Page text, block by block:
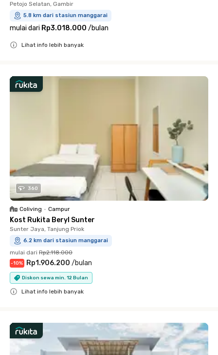
Petojo Selatan, Gambir
5.8 km dari stasiun manggarai
mulai dari Rp3.018.000 /bulan
Lihat info lebih banyak
360
Coliving • Campur
Kost Rukita Beryl Sunter
Sunter Jaya, Tanjung Priok
6.2 km dari stasiun manggarai
mulai dari Rp2.118.000
-10% Rp1.906.200 /bulan
Diskon sewa min. 12 Bulan
Lihat info lebih banyak